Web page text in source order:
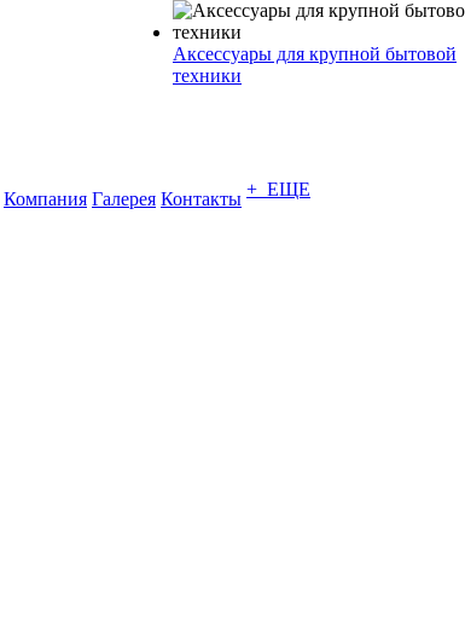
Аксессуары для крупной бытовой
техники
Компания Галерея Контакты + ЕЩЕ